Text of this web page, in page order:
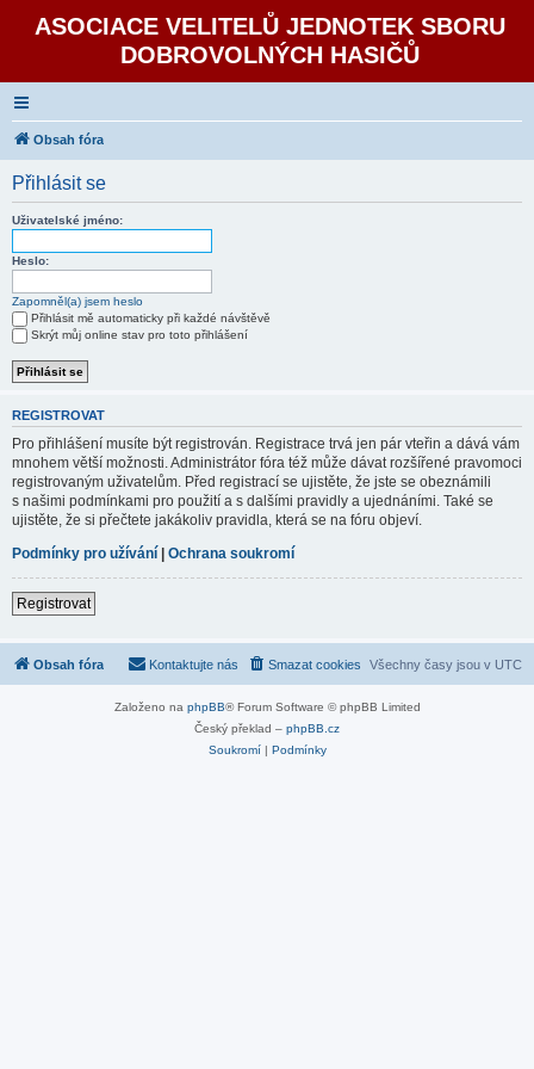
ASOCIACE VELITELŮ JEDNOTEK SBORU
DOBROVOLNÝCH HASIČŮ
Obsah fóra
Přihlásit se
Uživatelské jméno:
Heslo:
Zapomněl(a) jsem heslo
Přihlásit mě automaticky při každé návštěvě
Skrýt můj online stav pro toto přihlášení
REGISTROVAT
Pro přihlášení musíte být registrován. Registrace trvá jen pár vteřin a dává vám
mnohem větší možnosti. Administrátor fóra též může dávat rozšířené pravomoci
registrovaným uživatelům. Před registrací se ujistěte, že jste se obeznámili
s našimi podmínkami pro použití a s dalšími pravidly a ujednáními. Také se
ujistěte, že si přečtete jakákoliv pravidla, která se na fóru objeví.
Podmínky pro užívání | Ochrana soukromí
Registrovat
Obsah fóra Všechny časy jsou v UTC
Smazat cookies
Kontaktujte nás
Založeno na phpBB® Forum Software © phpBB Limited
Český překlad – phpBB.cz
Soukromí| Podmínky